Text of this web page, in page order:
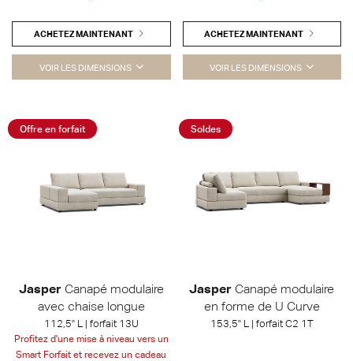
ACHETEZ MAINTENANT
VOIR LES DIMENSIONS
ACHETEZ MAINTENANT
VOIR LES DIMENSIONS
Offre en forfait
JasperCanapé modulaire
avec chaise longue
112,5" L | forfait 13U
Profitez d'une mise à niveau vers un
Smart Forfait et recevez un cadeau
Soldes
Jasper Canapé modulaire
en forme de U Curve
153,5" L | forfait C2 1T